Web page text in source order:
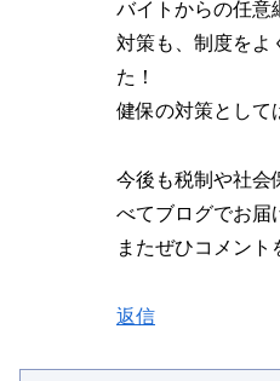
バイトからの任意
対策も、制度をよ
た！
健保の対策として
今後も税制や社会
べてブログでお届
またぜひコメント
返信